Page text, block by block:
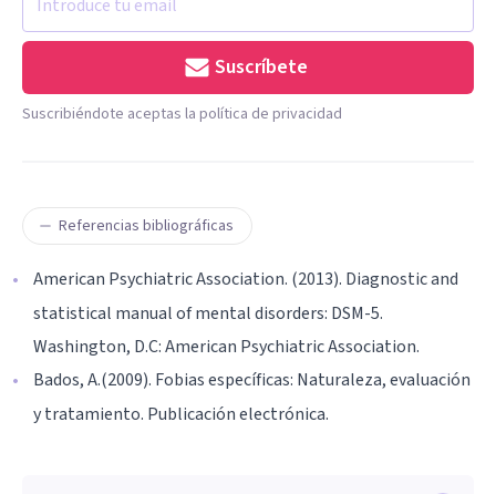
Suscríbete
Suscribiéndote aceptas la política de privacidad
Referencias bibliográficas
American Psychiatric Association. (2013). Diagnostic and
statistical manual of mental disorders: DSM-5.
Washington, D.C: American Psychiatric Association.
Bados, A.(2009). Fobias específicas: Naturaleza, evaluación
y tratamiento. Publicación electrónica.